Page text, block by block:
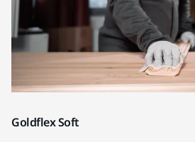
Goldflex Soft